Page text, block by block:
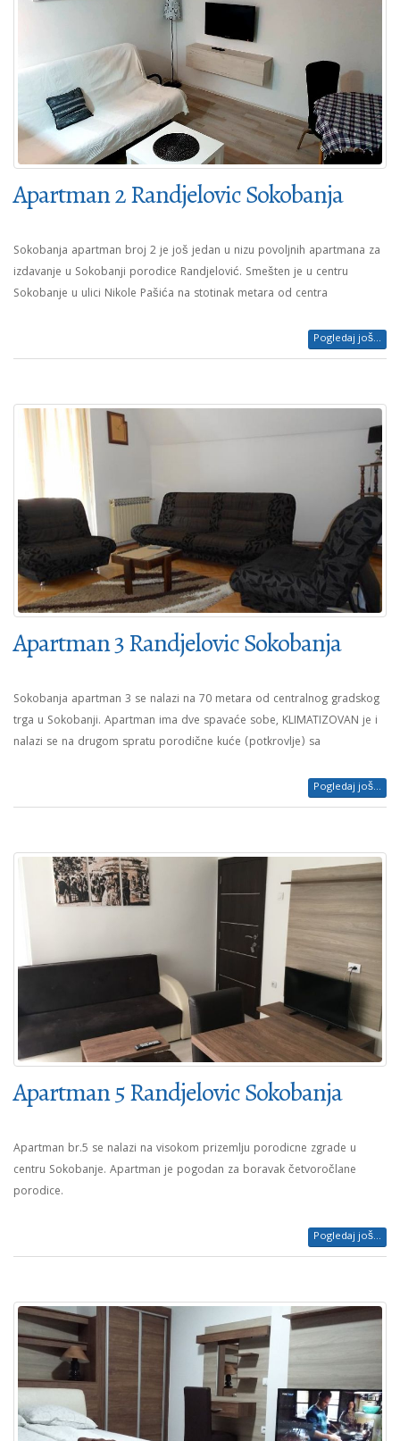
Apartman 2 Randjelovic Sokobanja
Sokobanja apartman broj 2 je još jedan u nizu povoljnih apartmana za
izdavanje u Sokobanji porodice Randjelović. Smešten je u centru
Sokobanje u ulici Nikole Pašića na stotinak metara od centra
Pogledaj još...
Apartman 3 Randjelovic Sokobanja
Sokobanja apartman 3 se nalazi na 70 metara od centralnog gradskog
trga u Sokobanji. Apartman ima dve spavaće sobe, KLIMATIZOVAN je i
nalazi se na drugom spratu porodične kuće (potkrovlje) sa
Pogledaj još...
Apartman 5 Randjelovic Sokobanja
Apartman br.5 se nalazi na visokom prizemlju porodicne zgrade u
centru Sokobanje. Apartman je pogodan za boravak četvoročlane
porodice.
Pogledaj još...